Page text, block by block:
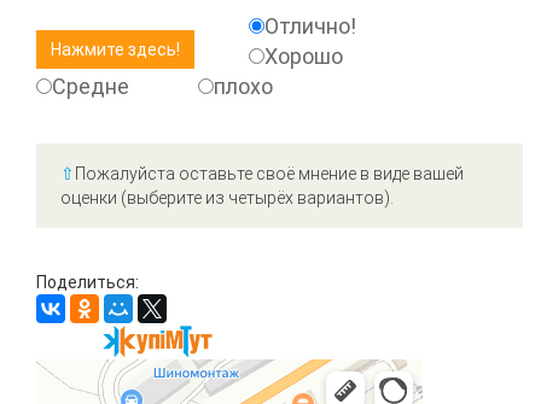
Отлично!
Хорошо
Средне
плохо
⇧ Пожалуйста оставьте своё мнение в виде вашей
оценки (выберите из четырёх вариантов).
Поделиться: